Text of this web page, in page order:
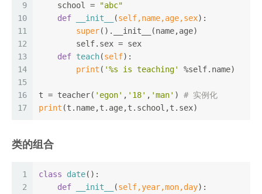
9
10
11
12
13
14
15
16
17
    school =
"abc"
def
__init__ (self,name,age,sex):
super().__init__(name,age)
        self.sex = sex
def teach(self):
print ( '%s is teaching' %self.name)
t = teacher( 'egon' , '18' , 'man' ) # 实例化
print (t.name,t.age,t.school,t.sex)
类的组合
1
2
class date():
def
__init__ (self,year,mon,day):